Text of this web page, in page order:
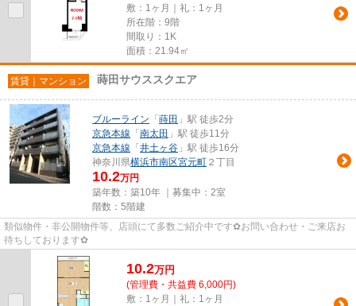
敷：1ヶ月｜礼：1ヶ月
所在階：9階
間取り：1K
面積：21.94㎡
賃貸｜マンション 蒔田サウススクエア
ブルーライン 「 蒔田 」駅 徒歩2分
京急本線 「 南太田 」駅 徒歩11分
京急本線 「 井土ヶ谷 」駅 徒歩16分
神奈川県横浜市南区宮元町 ２丁目
10.2万円
築年数：築10年 ｜募集中： 2室
階数：5階建
類似物件・非公開物件等、店頭にて多数ご紹介中です✿お問い合わせ・ご来店お
待ちしております✿
10.2万円
(管理費・共益費 6,000円)
敷：1ヶ月｜礼：1ヶ月